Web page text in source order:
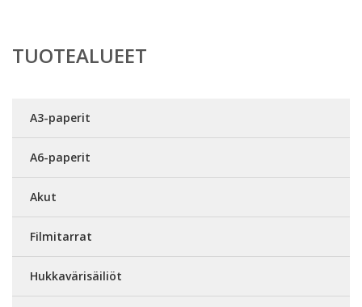
TUOTEALUEET
A3-paperit
A6-paperit
Akut
Filmitarrat
Hukkavärisäiliöt